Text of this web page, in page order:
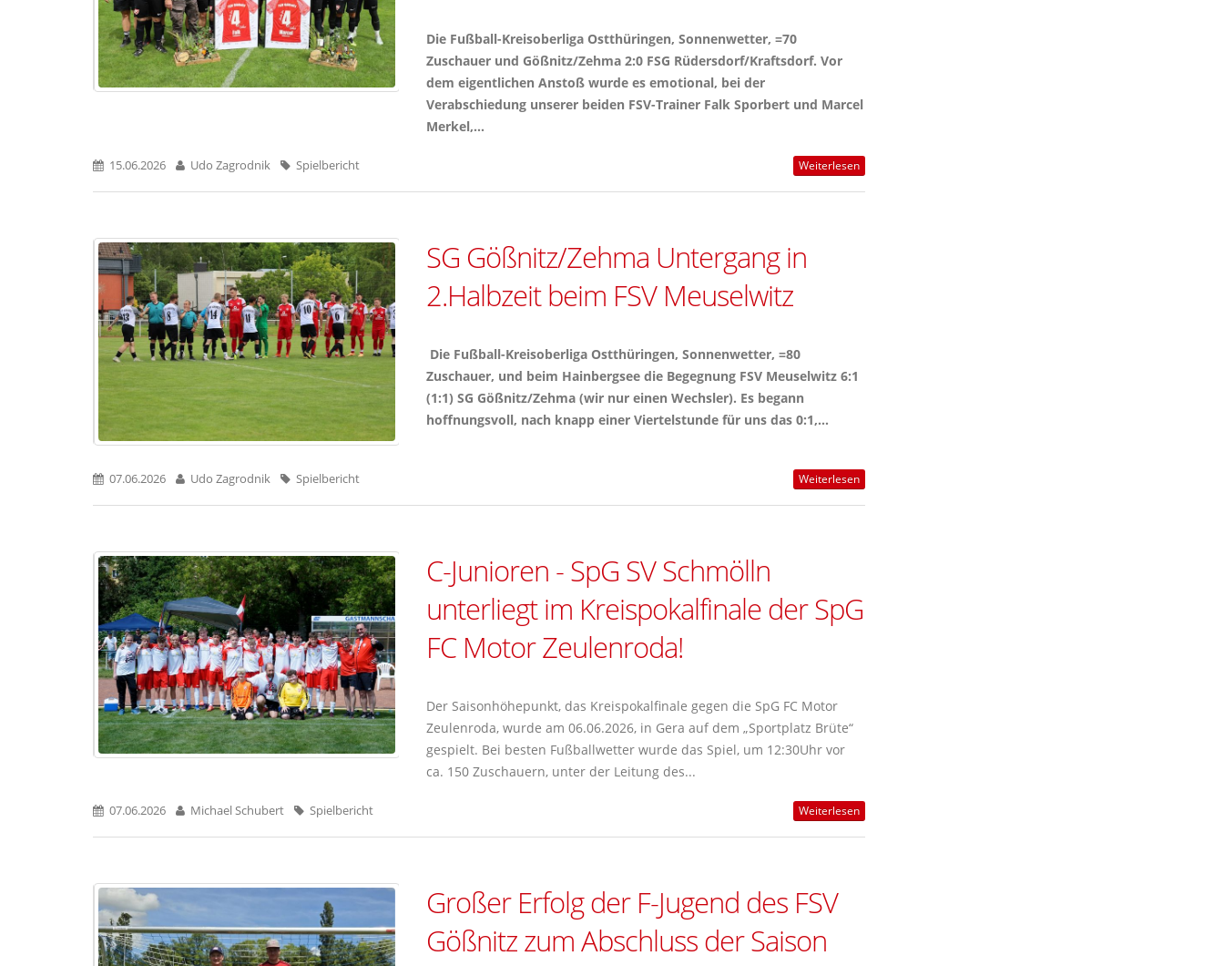
Die Fußball-Kreisoberliga Ostthüringen, Sonnenwetter, =70
Zuschauer und Gößnitz/Zehma 2:0 FSG Rüdersdorf/Kraftsdorf. Vor
dem eigentlichen Anstoß wurde es emotional, bei der
Verabschiedung unserer beiden FSV-Trainer Falk Sporbert und Marcel
Merkel,...
15.06.2026 Udo Zagrodnik Spielbericht Weiterlesen
SG Gößnitz/Zehma Untergang in
2.Halbzeit beim FSV Meuselwitz
Die Fußball-Kreisoberliga Ostthüringen, Sonnenwetter, =80
Zuschauer, und beim Hainbergsee die Begegnung FSV Meuselwitz 6:1
(1:1) SG Gößnitz/Zehma (wir nur einen Wechsler). Es begann
hoffnungsvoll, nach knapp einer Viertelstunde für uns das 0:1,...
07.06.2026 Udo Zagrodnik Spielbericht Weiterlesen
C-Junioren - SpG SV Schmölln
unterliegt im Kreispokalfinale der SpG
FC Motor Zeulenroda!
Der Saisonhöhepunkt, das Kreispokalfinale gegen die SpG FC Motor
Zeulenroda, wurde am 06.06.2026, in Gera auf dem „Sportplatz Brüte“
gespielt. Bei besten Fußballwetter wurde das Spiel, um 12:30Uhr vor
ca. 150 Zuschauern, unter der Leitung des...
07.06.2026 Michael Schubert Spielbericht Weiterlesen
Großer Erfolg der F-Jugend des FSV
Gößnitz zum Abschluss der Saison